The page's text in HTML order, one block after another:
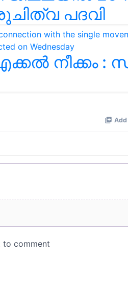
പദവി
നീക്കം :